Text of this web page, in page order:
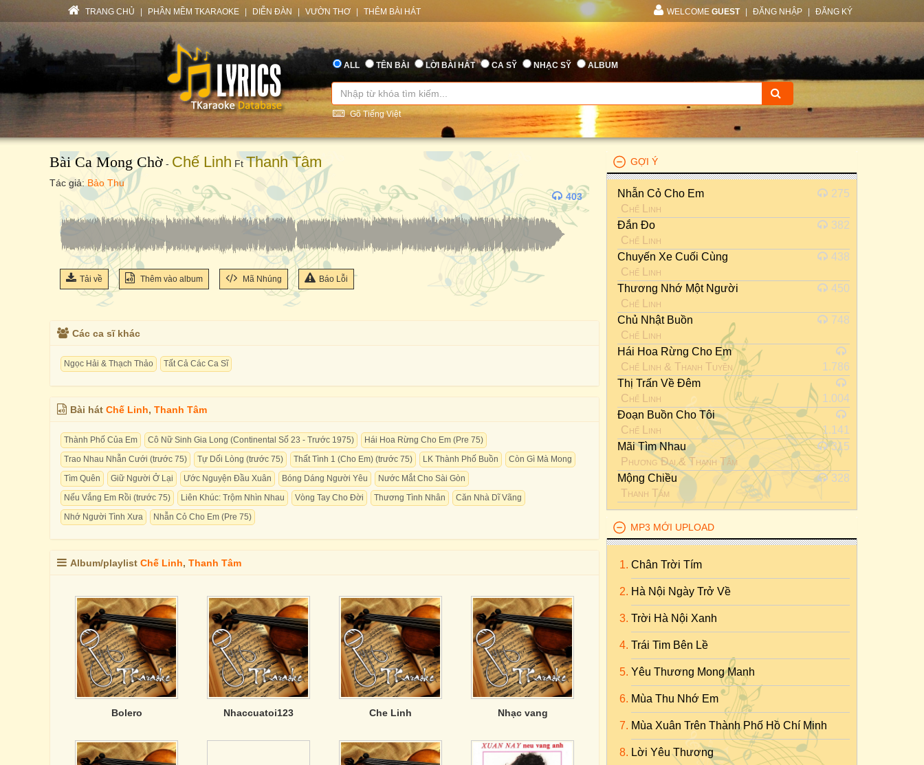
TRANG CHỦ PHẦN MỀM TKARAOKE DIỄN ĐÀN VƯỜN THƠ THÊM BÀI HÁT WELCOME GUEST ĐĂNG NHẬP ĐĂNG KÝ
ALL TÊN BÀI LỜI BÀI HÁT CA SỸ NHẠC SỸ ALBUM
Gõ Tiếng Việt
Bài Ca Mong Chờ - Chế Linh FtThanh Tâm
Tác giả: Bảo Thu
403
Tải về Thêm vào album Mã Nhúng Báo Lỗi
Các ca sĩ khác
Ngọc Hải & Thạch Thảo Tất Cả Các Ca Sĩ
Bài hát Chế Linh, Thanh Tâm
Thành Phố Của Em Cô Nữ Sinh Gia Long (Continental Số 23 - Trước 1975)
Hái Hoa Rừng Cho Em (Pre 75)
Trao Nhau Nhẫn Cưới (trước 75)
Tự Dối Lòng (trước 75) Thất Tình 1 (Cho Em) (trước 75) LK Thành Phố Buồn
Còn Gì Mà Mong
Tìm Quên
Giữ Người Ở Lại Ước Nguyện Đầu Xuân Bóng Dáng Người Yêu
Nước Mắt Cho Sài Gòn
Nếu Vắng Em Rồi (trước 75)
Liên Khúc: Trộm Nhìn Nhau Vòng Tay Cho Đời Thương Tình Nhân
Căn Nhà Dĩ Vãng
Nhớ Người Tình Xưa
Nhẫn Cỏ Cho Em (Pre 75)
Album/playlist Chế Linh, Thanh Tâm
Bolero Nhaccuatoi123 Che Linh Nhạc vang
GỢI Ý
Nhẫn Cỏ Cho Em
Chế Linh
275
Đắn Đo
Chế Linh
382
Chuyến Xe Cuối Cùng
Chế Linh
438
Thương Nhớ Một Người
Chế Linh
450
Chủ Nhật Buồn
Chế Linh
748
Hái Hoa Rừng Cho Em
Chế Linh & Thanh Tuyền
1.786
Thị Trấn Về Đêm
Chế Linh
1.004
Đoạn Buồn Cho Tôi
Chế Linh
1.141
Mãi Tìm Nhau
Phương Đại&Thanh Tâm
315
Mộng Chiều
Thanh Tâm
328
MP3 MỚI UPLOAD
Chân Trời Tím
Hà Nội Ngày Trở Về
Trời Hà Nội Xanh
Trái Tim Bên Lề
Yêu Thương Mong Manh
Mùa Thu Nhớ Em
Mùa Xuân Trên Thành Phố Hồ Chí Minh
Lời Yêu Thương